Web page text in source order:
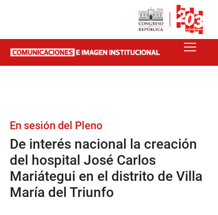
En sesión del Pleno
De interés nacional la creación
del hospital José Carlos
Mariátegui en el distrito de Villa
María del Triunfo